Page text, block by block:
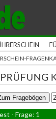
- Frage: 1